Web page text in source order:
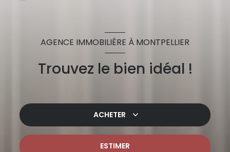
AGENCE IMMOBILIÈRE À MONTPELLIER
Trouvez le bien idéal !
ACHETER
ESTIMER